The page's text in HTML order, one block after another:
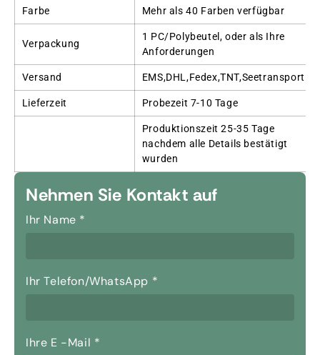
Farbe Mehr als 40 Farben verfügbar
Verpackung
1 PC/Polybeutel, oder als Ihre
Anforderungen
Versand EMS,DHL,Fedex,TNT,Seetransport
Lieferzeit Probezeit 7-10 Tage
Produktionszeit 25-35 Tage
nachdem alle Details bestätigt
wurden
Nehmen Sie Kontakt auf
Ihr Name *
Ihr Telefon/WhatsApp *
Ihre E -Mail *